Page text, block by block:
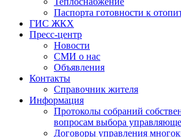
Паспорта готовности к
ГИС ЖКХ
Пресс-центр
Новости
СМИ о нас
Объявления
Контакты
Справочник жителя
Информация
Протоколы собраний
вопросам выбора
Договоры управления